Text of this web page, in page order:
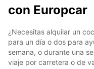
con Europcar
¿Necesitas alquilar un
para un día o dos para
semana, o durante una
viaje por carretera o de